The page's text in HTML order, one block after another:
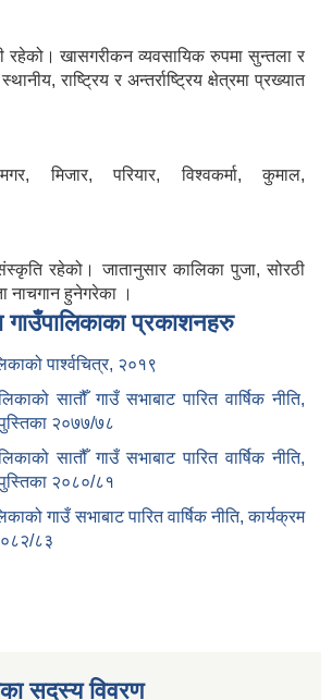
रहेको। खासगरीकन व्यवसायिक रुपमा सुन्तला र
राष्ट्रिय र अन्तर्राष्ट्रिय क्षेत्रमा प्रख्यात
मिजार, परियार, विश्वकर्मा, कुमाल,
रहेको। जातानुसार कालिका पुजा, सोरठी
नाचगान हुनेगरेका ।
गाउँपालिकाका प्रकाशनहरु
पार्श्वचित्र, २०१९
सातौँ गाउँ सभाबाट पारित वार्षिक नीति,
२०७७/७८
सातौँ गाउँ सभाबाट पारित वार्षिक नीति,
२०८०/८१
गाउँ सभाबाट पारित वार्षिक नीति, कार्यक्रम
८३
सदस्य विवरण